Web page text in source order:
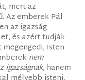
mert az
Az emberek Pál
az igazság
és azért tudják
Isten
nem
igazságnak, hanem